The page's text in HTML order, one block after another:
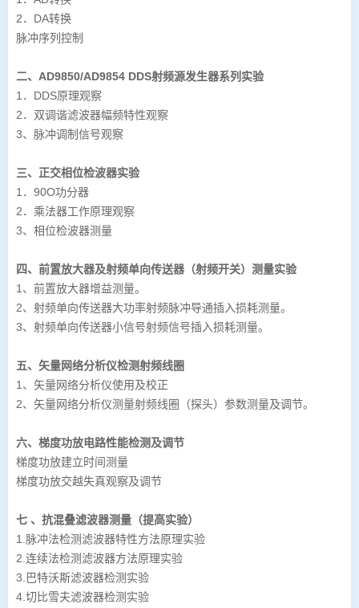
2．DA转换
脉冲序列控制
二、AD9850/AD9854 DDS射频源发生器系列实验
1．DDS原理观察
2．双调谐滤波器幅频特性观察
3、脉冲调制信号观察
三、正交相位检波器实验
1．90O功分器
2．乘法器工作原理观察
3、相位检波器测量
四、前置放大器及射频单向传送器（射频开关）测量实验
1、前置放大器增益测量。
2、射频单向传送器大功率射频脉冲导通插入损耗测量。
3、射频单向传送器小信号射频信号插入损耗测量。
五、矢量网络分析仪检测射频线圈
1、矢量网络分析仪使用及校正
2、矢量网络分析仪测量射频线圈（探头）参数测量及调节。
六、梯度功放电路性能检测及调节
梯度功放建立时间测量
梯度功放交越失真观察及调节
七 、抗混叠滤波器测量（提高实验）
1.脉冲法检测滤波器特性方法原理实验
2.连续法检测滤波器方法原理实验
3.巴特沃斯滤波器检测实验
4.切比雪夫滤波器检测实验